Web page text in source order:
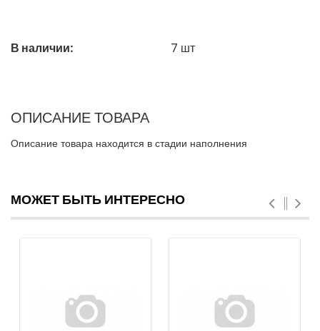
В наличии: 7 шт
ОПИСАНИЕ ТОВАРА
Описание товара находится в стадии наполнения
МОЖЕТ БЫТЬ ИНТЕРЕСНО